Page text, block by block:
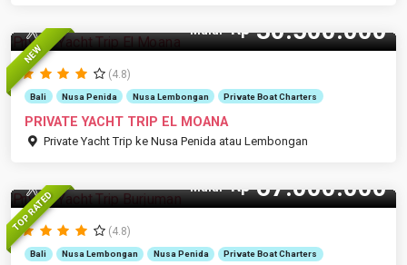
NEW
15 Pax Mulai Rp30.500.000
(4.8)
Bali Nusa Penida Nusa Lembongan Private Boat Charters
PRIVATE YACHT TRIP EL MOANA
Private Yacht Trip ke Nusa Penida atau Lembongan
TOP RATED
14 Pax Mulai Rp67.000.000
(4.8)
Bali Nusa Lembongan Nusa Penida Private Boat Charters